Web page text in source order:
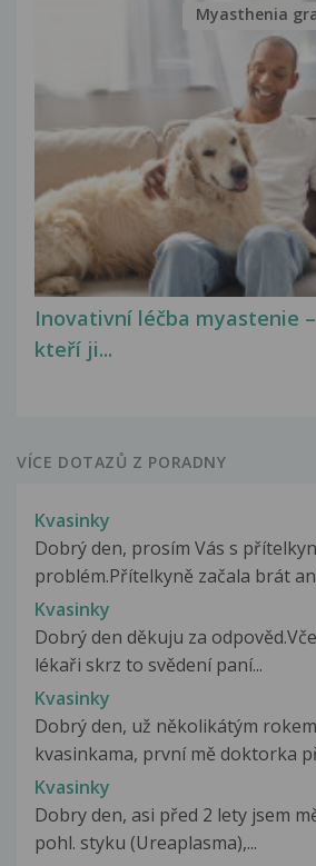
Inovativní léčba myastenie
kteří ji...
Myasthenia
VÍCE DOTAZŮ Z PORADNY
Kvasinky
Dobrý den, prosím Vás s
problém.Přítelkyně začala brát
Kvasinky
Dobrý den děkuju za
lékaři skrz to svědení paní...
Kvasinky
Dobrý den, už několikátým
kvasinkama, první mě doktorka
Kvasinky
Dobry den, asi před 2 lety jsem
pohl. styku (Ureaplasma),...